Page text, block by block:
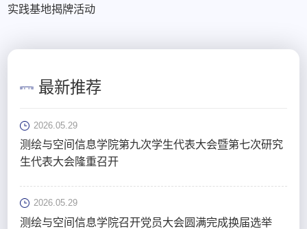
实践基地揭牌活动
最新推荐
2026.05.29
测绘与空间信息学院第九次学生代表大会暨第七次研究
生代表大会隆重召开
2026.05.29
测绘与空间信息学院召开党员大会圆满完成换届选举